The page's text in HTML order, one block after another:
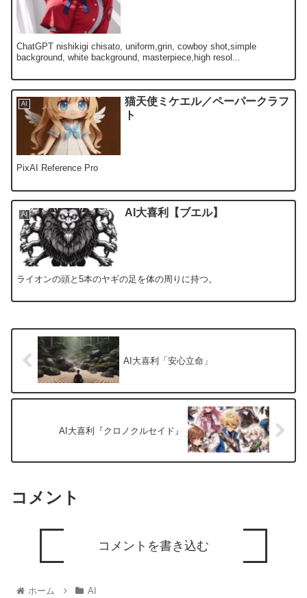
ChatGPT nishikigi chisato, uniform,grin, cowboy shot,simple
background, white background, masterpiece,high resol...
AI
猫天使ミケエル／ペーパークラフ
ト
PixAI Reference Pro
AI AI大喜利【ブエル】
ライオンの頭と5本のヤギの足を体の周りに持つ。
AI大喜利「安心立命」
AI大喜利『クロノクルセイド』
コメント
コメントを書き込む
ホーム AI